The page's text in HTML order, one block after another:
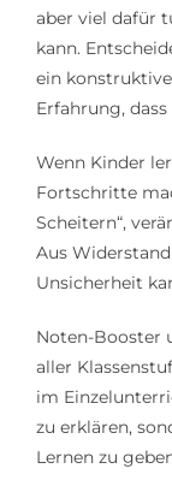
aber viel dafür
kann.
ein
Erfahrung,
Wenn Kinder
Fortschritte
Scheitern“,
Aus
Unsicherheit
Noten-Booster
aller
im
zu erklären,
Lernen zu